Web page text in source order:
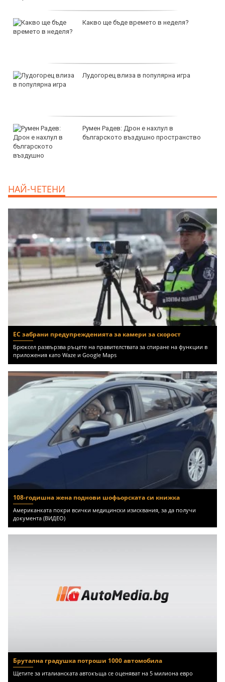
Какво ще бъде времето в неделя?
Лудогорец влиза в популярна игра
Румен Радев: Дрон е нахлул в
българското въздушно пространство
НАЙ-ЧЕТЕНИ
ЕС забрани предупрежденията за камери за скорост
Брюксел развързва ръцете на правителствата за спиране на функции в
приложения като Waze и Google Maps
108-годишна жена поднови шофьорската си книжка
Американката покри всички медицински изисквания, за да получи
документа (ВИДЕО)
Брутална градушка потроши 1000 автомобила
Щетите за италианската автокъща се оценяват на 5 милиона евро